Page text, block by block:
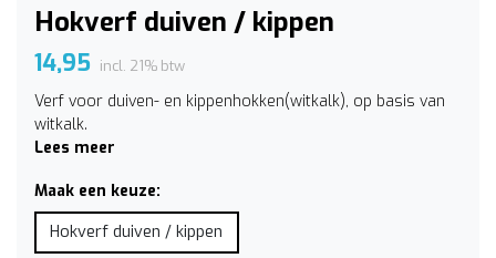
Hokverf duiven / kippen
14,95 incl. 21% btw
Verf voor duiven- en kippenhokken(witkalk), op basis van
witkalk.
Lees meer
Maak een keuze:
Hokverf duiven / kippen